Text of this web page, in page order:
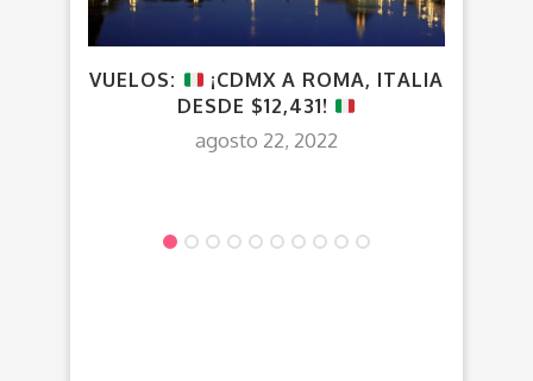
VUELOS:
¡CDMX A ROMA, ITALIA
DESDE $12,431!
agosto 22, 2022